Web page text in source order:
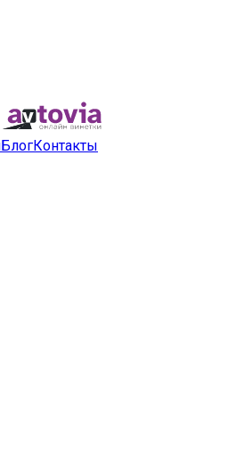
БлогКонтакты